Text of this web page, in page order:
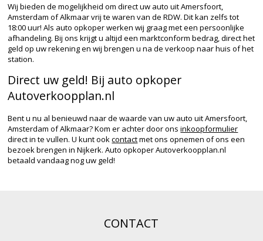
Wij bieden de mogelijkheid om direct uw auto uit Amersfoort,
Amsterdam of Alkmaar vrij te waren van de RDW. Dit kan zelfs tot
18:00 uur! Als auto opkoper werken wij graag met een persoonlijke
afhandeling. Bij ons krijgt u altijd een marktconform bedrag, direct het
geld op uw rekening en wij brengen u na de verkoop naar huis of het
station.
Direct uw geld! Bij auto opkoper
Autoverkoopplan.nl
Bent u nu al benieuwd naar de waarde van uw auto uit Amersfoort,
Amsterdam of Alkmaar? Kom er achter door onsinkoopformulier
direct in te vullen. U kunt ookcontactmet ons opnemen of ons een
bezoek brengen in Nijkerk. Auto opkoper Autoverkoopplan.nl
betaald vandaag nog uw geld!
CONTACT